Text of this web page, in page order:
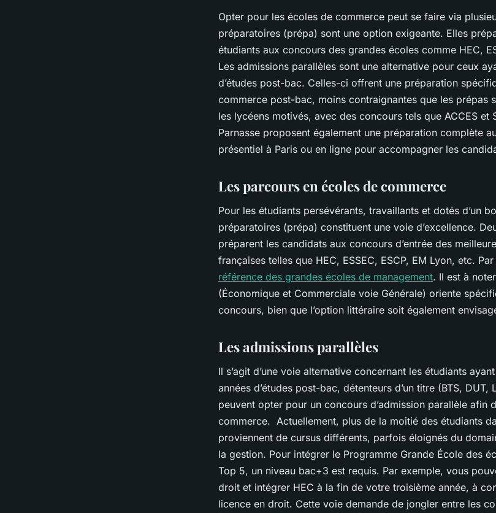
Opter pour les écoles de commerce peut se faire via
préparatoires (prépa) sont une option exigeante. Elles
étudiants aux concours des grandes écoles comme HEC,
Les admissions parallèles sont une alternative pour ceux
d’études post-bac. Celles-ci offrent une préparation
commerce post-bac, moins contraignantes que les prépas
les lycéens motivés, avec des concours tels que ACCES et
Parnasse proposent également une préparation complète
présentiel à Paris ou en ligne pour accompagner les
Les parcours en écoles de commerce
Pour les étudiants persévérants, travaillants et dotés d’un
préparatoires (prépa) constituent une voie d’excellence.
préparent les candidats aux concours d’entrée des
françaises telles que HEC, ESSEC, ESCP, EM Lyon, etc.
référence des grandes écoles de management. Il est à
(Économique et Commerciale voie Générale) oriente
concours, bien que l’option littéraire soit également
Les admissions parallèles
Il s’agit d’une voie alternative concernant les étudiants
années d’études post-bac, détenteurs d’un titre (BTS, DUT,
peuvent opter pour un concours d’admission parallèle afin
commerce. Actuellement, plus de la moitié des étudiants
proviennent de cursus différents, parfois éloignés du
la gestion. Pour intégrer le Programme Grande École des
Top 5, un niveau bac+3 est requis. Par exemple, vous
droit et intégrer HEC à la fin de votre troisième année, à
licence en droit. Cette voie demande de jongler entre les